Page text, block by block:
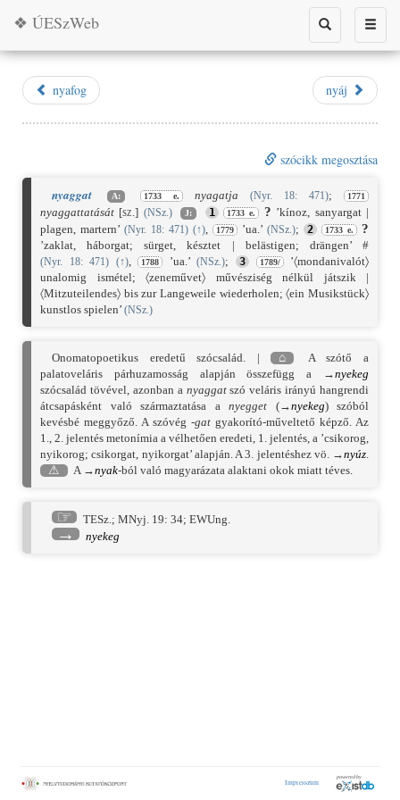
Toggle
Toggle
search
❖ ÚESzWeb
nyafog nyáj
szócikk megosztása
nyaggat A: 1733 e. nyagatja (Nyr. 18: 471); 1771
nyaggattatását [sz.] (NSz.) J: 1 1733 e. ? ’kínoz, sanyargat |
plagen, martern’ (Nyr. 18: 471) (↑), 1779 ’ua.’ (NSz.); 2 1733 e. ?
’zaklat, háborgat; sürget, késztet | belästigen; drängen’ #
(Nyr. 18: 471) (↑), 1788 ’ua.’(NSz.); 3 1789/ ’〈mondanivalót〉
unalomig ismétel; 〈zeneművet〉 művésziség nélkül játszik |
〈Mitzuteilendes〉 bis zur Langeweile wiederholen; 〈ein Musikstück〉
kunstlos spielen’ (NSz.)
Onomatopoetikus eredetű szócsalád. | ⌂
A szótő a
palatoveláris párhuzamosság alapján összefügg a →nyekeg
szócsalád tövével, azonban a nyaggatszó veláris irányú hangrendi
átcsapásként való származtatása a nyegget (→nyekeg) szóból
kevésbé meggyőző. A szóvég -gat gyakorító-műveltető képző. Az
1., 2. jelentés metonímia a vélhetően eredeti, 1. jelentés, a ’csikorog,
nyikorog; csikorgat, nyikorgat’ alapján. A 3. jelentéshez vö. →nyúz.
⚠
A →nyak-ból való magyarázata alaktani okok miatt téves.
☞ TESz.;MNyj. 19: 34;EWUng.
→ nyekeg